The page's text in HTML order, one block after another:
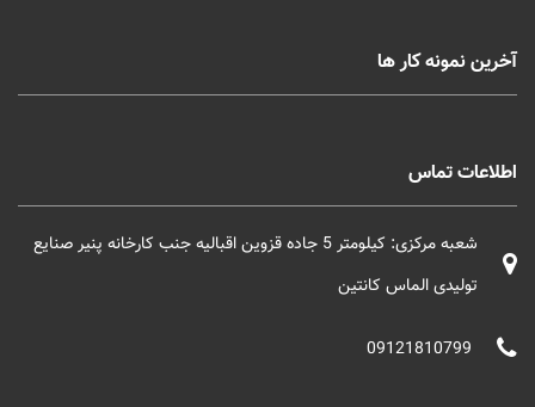
آخرین نمونه کار ها
اطلاعات تماس
شعبه مرکزی: کیلومتر 5 جاده قزوین اقبالیه جنب کارخانه پنیر صنایع
تولیدی الماس کانتین
09121810799